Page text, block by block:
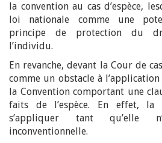
la convention au cas d’espèce,
loi nationale comme une
principe de protection du
l’individu.
En revanche, devant la Cour de
comme un obstacle à
la Convention comportant une
faits de l’espèce. En effet,
s’appliquer tant qu’elle
inconventionnelle.